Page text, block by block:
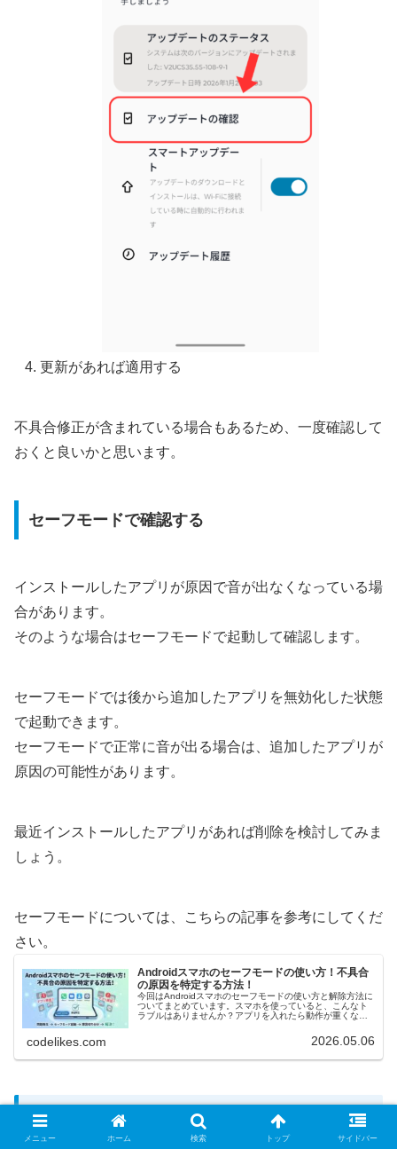
更新があれば適用する
不具合修正が含まれている場合もあるため、一度確認して
おくと良いかと思います。
セーフモードで確認する
インストールしたアプリが原因で音が出なくなっている場
合があります。
そのような場合はセーフモードで起動して確認します。
セーフモードでは後から追加したアプリを無効化した状態
で起動できます。
セーフモードで正常に音が出る場合は、追加したアプリが
原因の可能性があります。
最近インストールしたアプリがあれば削除を検討してみま
しょう。
セーフモードについては、こちらの記事を参考にしてくだ
さい。
Androidスマホのセーフモードの使い方！不具合
の原因を特定する方法！
今回はAndroidスマホのセーフモードの使い方と解除方法に
ついてまとめています。スマホを使っていると、こんなト
ラブルはありませんか？アプリを入れたら動作が重くなっ
codelikes.com 2026.05.06
通話だけ音が出ない場合の対処法
メニュー ホーム 検索 トップ サイドバー